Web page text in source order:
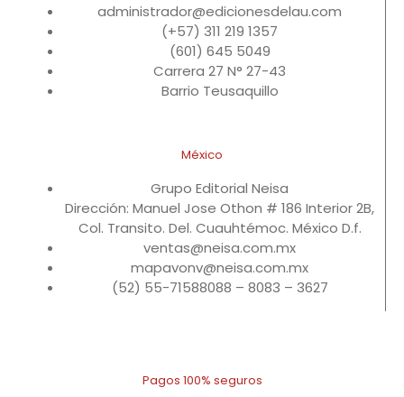
administrador@edicionesdelau.com
(+57) 311 219 1357
(601) 645 5049
Carrera 27 N° 27-43
Barrio Teusaquillo
México
Grupo Editorial Neisa
Dirección: Manuel Jose Othon # 186 Interior 2B,
Col. Transito. Del. Cuauhtémoc. México D.f.
ventas@neisa.com.mx
mapavonv@neisa.com.mx
(52) 55-71588088 – 8083 – 3627
Pagos 100% seguros